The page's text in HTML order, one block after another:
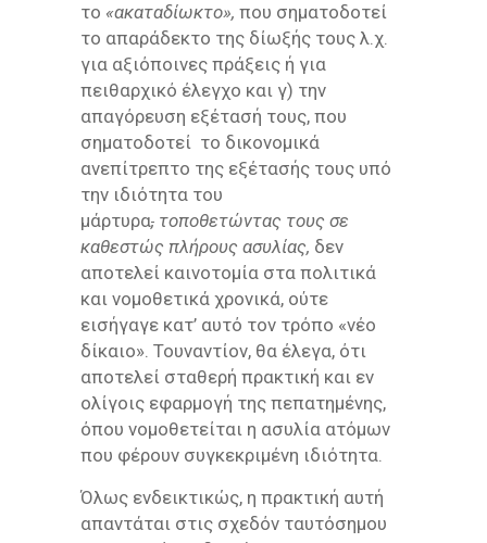
το «ακαταδίωκτο», που σηματοδοτεί
το απαράδεκτο της δίωξής τους λ.χ.
για αξιόποινες πράξεις ή για
πειθαρχικό έλεγχο και γ) την
απαγόρευση εξέτασή τους, που
σηματοδοτεί το δικονομικά
ανεπίτρεπτο της εξέτασής τους υπό
την ιδιότητα του
μάρτυρα, τοποθετώντας τους σε
καθεστώς πλήρους ασυλίας, δεν
αποτελεί καινοτομία στα πολιτικά
και νομοθετικά χρονικά, ούτε
εισήγαγε κατ’ αυτό τον τρόπο «νέο
δίκαιο». Τουναντίον, θα έλεγα, ότι
αποτελεί σταθερή πρακτική και εν
ολίγοις εφαρμογή της πεπατημένης,
όπου νομοθετείται η ασυλία ατόμων
που φέρουν συγκεκριμένη ιδιότητα.
Όλως ενδεικτικώς, η πρακτική αυτή
απαντάται στις σχεδόν ταυτόσημου